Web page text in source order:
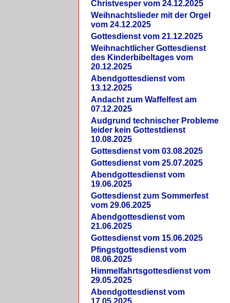
Christvesper vom 24.12.2025
Weihnachtslieder mit der Orgel
vom 24.12.2025
Gottesdienst vom 21.12.2025
Weihnachtlicher Gottesdienst
des Kinderbibeltages vom
20.12.2025
Abendgottesdienst vom
13.12.2025
Andacht zum Waffelfest am
07.12.2025
Audgrund technischer Probleme
leider kein Gottestdienst
10.08.2025
Gottesdienst vom 03.08.2025
Gottesdienst vom 25.07.2025
Abendgottesdienst vom
19.06.2025
Gottesdienst zum Sommerfest
vom 29.06.2025
Abendgottesdienst vom
21.06.2025
Gottesdienst vom 15.06.2025
Pfingstgottesdienst vom
08.06.2025
Himmelfahrtsgottesdienst vom
29.05.2025
Abendgottesdienst vom